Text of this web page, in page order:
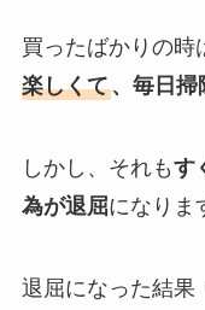
買ったばかりの時
楽しくて、毎日掃
しかし、それもす
為が退屈になりま
退屈になった結果